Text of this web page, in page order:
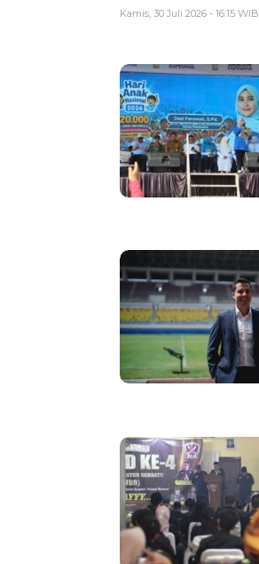
Kamis, 30 Juli 2026 - 16:15 WIB